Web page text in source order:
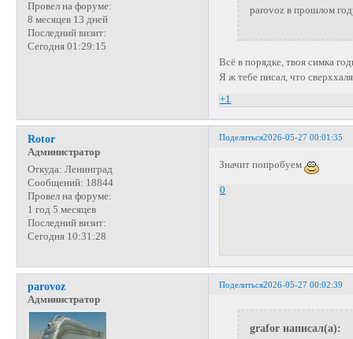
Провел на форуме:
8 месяцев 13 дней
Последний визит:
Сегодня 01:29:15
parovoz в прошлом
Всё в порядке, твоя симка
Я ж тебе писал, что
+1
Поделиться2026-05-27 00:01:35
Rotor
Администратор
Откуда: Ленинград
Сообщений: 18844
Провел на форуме:
1 год 5 месяцев
Последний визит:
Сегодня 10:31:28
Значит попробуем
0
Поделиться2026-05-27 00:02:39
parovoz
Администратор
grafor написал(а):